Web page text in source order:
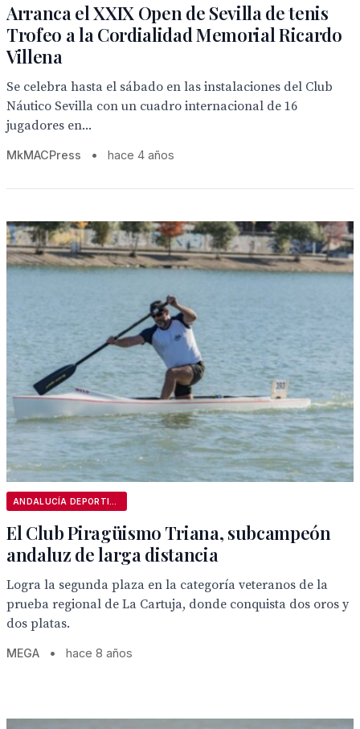
Arranca el XXIX Open de Sevilla de tenis
Trofeo a la Cordialidad Memorial Ricardo
Villena
Se celebra hasta el sábado en las instalaciones del Club
Náutico Sevilla con un cuadro internacional de 16
jugadores en...
MkMACPress • hace 4 años
El Club Piragüismo Triana, subcampeón
andaluz de larga distancia
Logra la segunda plaza en la categoría veteranos de la
prueba regional de La Cartuja, donde conquista dos oros y
dos platas.
MEGA • hace 8 años